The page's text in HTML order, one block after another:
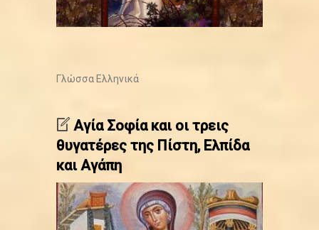
Γλώσσα Ελληνικά
Αγία Σοφία και οι τρεις
θυγατέρες της Πίστη, Ελπίδα
και Αγάπη